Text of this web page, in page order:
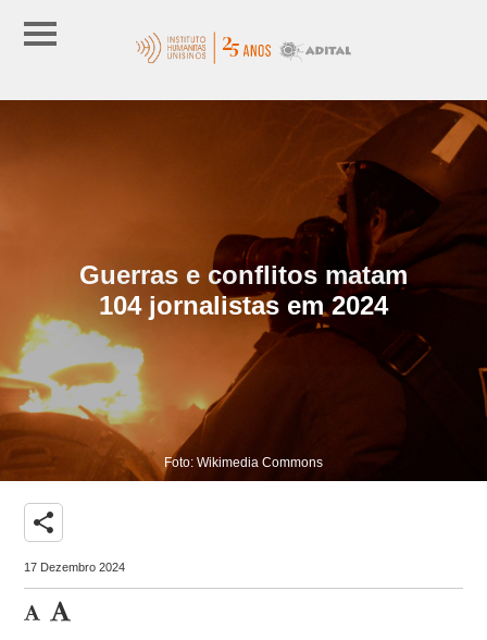
Guerras e conflitos matam
104 jornalistas em 2024
Foto: Wikimedia Commons
share
17 Dezembro 2024